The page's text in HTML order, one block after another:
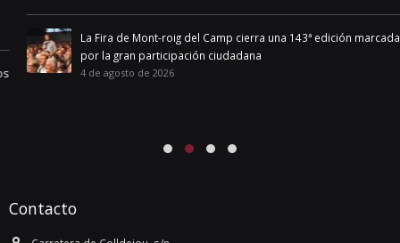
La Fira de Mont-roig del Camp cierra una 143ª edición marcada
por la gran participación ciudadana
4 de agosto de 2026
Contacto